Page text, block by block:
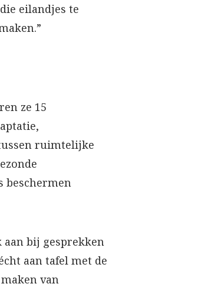
eilandjes te
ze 15
ruimtelijke
beschermen
bij gesprekken
aan tafel met de
van